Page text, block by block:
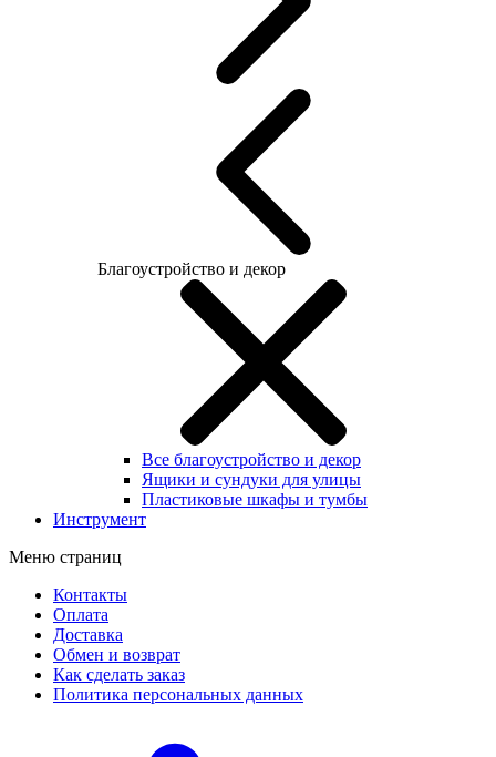
Благоустройство и декор
Все благоустройство и декор
Ящики и сундуки для улицы
Пластиковые шкафы и тумбы
Инструмент
Меню страниц
Контакты
Оплата
Доставка
Обмен и возврат
Как сделать заказ
Политика персональных данных